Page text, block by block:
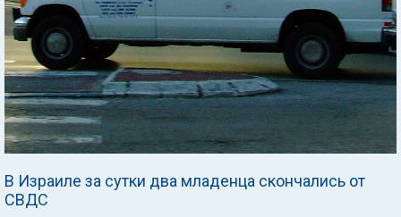
В Израиле за сутки два младенца скончались от
СВДС